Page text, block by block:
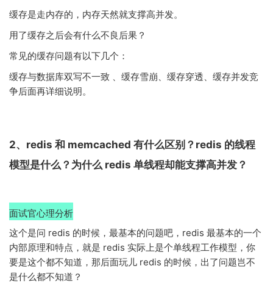
缓存是走内存的，内存天然就支撑高并发。
用了缓存之后会有什么不良后果？
常见的缓存问题有以下几个：
缓存与数据库双写不一致 、缓存雪崩、缓存穿透、缓存并发竞
争后面再详细说明。
2、redis 和 memcached 有什么区别？redis 的线程
模型是什么？为什么 redis 单线程却能支撑高并发？
面试官心理分析
这个是问 redis 的时候，最基本的问题吧，redis 最基本的一个
内部原理和特点，就是 redis 实际上是个单线程工作模型，你
要是这个都不知道，那后面玩儿 redis 的时候，出了问题岂不
是什么都不知道？